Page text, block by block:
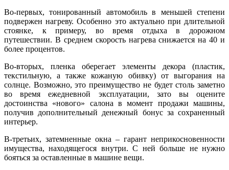
Во-первых, тонированный автомобиль в меньшей степени
подвержен нагреву. Особенно это актуально при длительной
стоянке, к примеру, во время отдыха в дорожном
путешествии. В среднем скорость нагрева снижается на 40 и
более процентов.
Во-вторых, пленка оберегает элементы декора (пластик,
текстильную, а также кожаную обивку) от выгорания на
солнце. Возможно, это преимущество не будет столь заметно
во время ежедневной эксплуатации, зато вы оцените
достоинства «нового» салона в момент продажи машины,
получив дополнительный денежный бонус за сохраненный
интерьер.
В-третьих, затемненные окна – гарант неприкосновенности
имущества, находящегося внутри. С ней больше не нужно
бояться за оставленные в машине вещи.